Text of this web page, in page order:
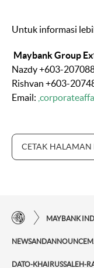
Untuk informasi
Maybank Group
Nazdy +603-
Rishvan +603-
Email:
CETAK HALAMAN